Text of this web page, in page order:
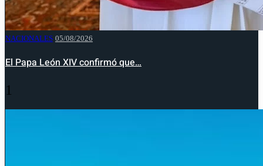
NACIONALES 05/08/2026
El Papa León XIV confirmó que…
1